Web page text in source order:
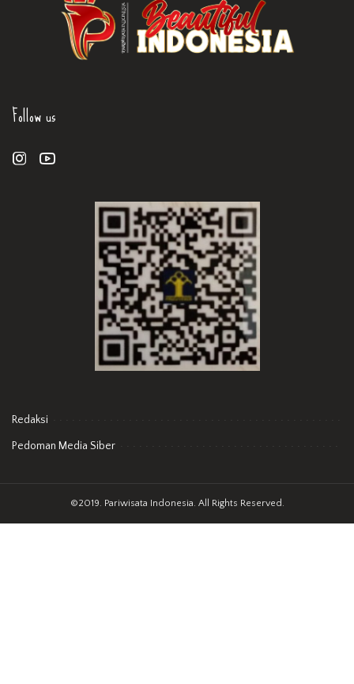
Follow us
Redaksi
Pedoman Media Siber
©2019. Pariwisata Indonesia. All Rights Reserved.